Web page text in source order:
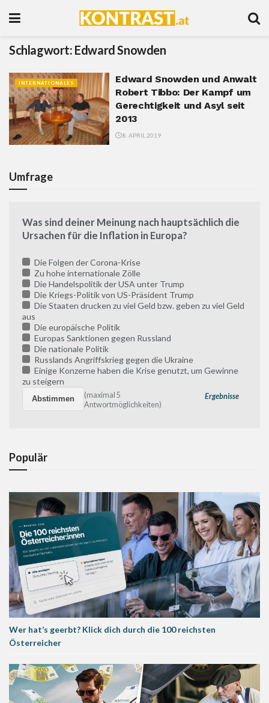
Schlagwort: Edward Snowden
INTERNATIONALES
Edward Snowden und Anwalt
Robert Tibbo: Der Kampf um
Gerechtigkeit und Asyl seit
2013
8. APRIL 2019
Umfrage
Was sind deiner Meinung nach hauptsächlich die
Ursachen für die Inflation in Europa?
Die Folgen der Corona-Krise
Zu hohe internationale Zölle
Die Handelspolitik der USA unter Trump
Die Kriegs-Politik von US-Präsident Trump
Die Staaten drucken zu viel Geld bzw. geben zu viel Geld
aus
Die europäische Politik
Europas Sanktionen gegen Russland
Die nationale Politik
Russlands Angriffskrieg gegen die Ukraine
Einige Konzerne haben die Krise genutzt, um Gewinne
zu steigern
Ergebnisse
(maximal 5
Antwortmöglichkeiten)
Populär
Wer hat’s geerbt? Klick dich durch die 100 reichsten
Österreicher